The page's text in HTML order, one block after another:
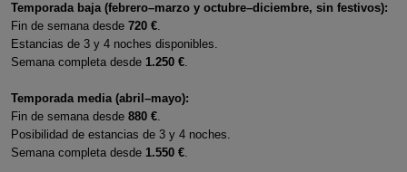
Temporada baja (febrero–marzo y octubre–diciembre, sin festivos):
Fin de semana desde 720 €.
Estancias de 3 y 4 noches disponibles.
Semana completa desde 1.250 €.
Temporada media (abril–mayo):
Fin de semana desde 880 €.
Posibilidad de estancias de 3 y 4 noches.
Semana completa desde 1.550 €.